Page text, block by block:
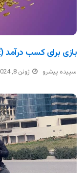
بازی برای کسب درآمد (P2E) چیست؟
سپیده پیشرو ژوئن 8, 2024